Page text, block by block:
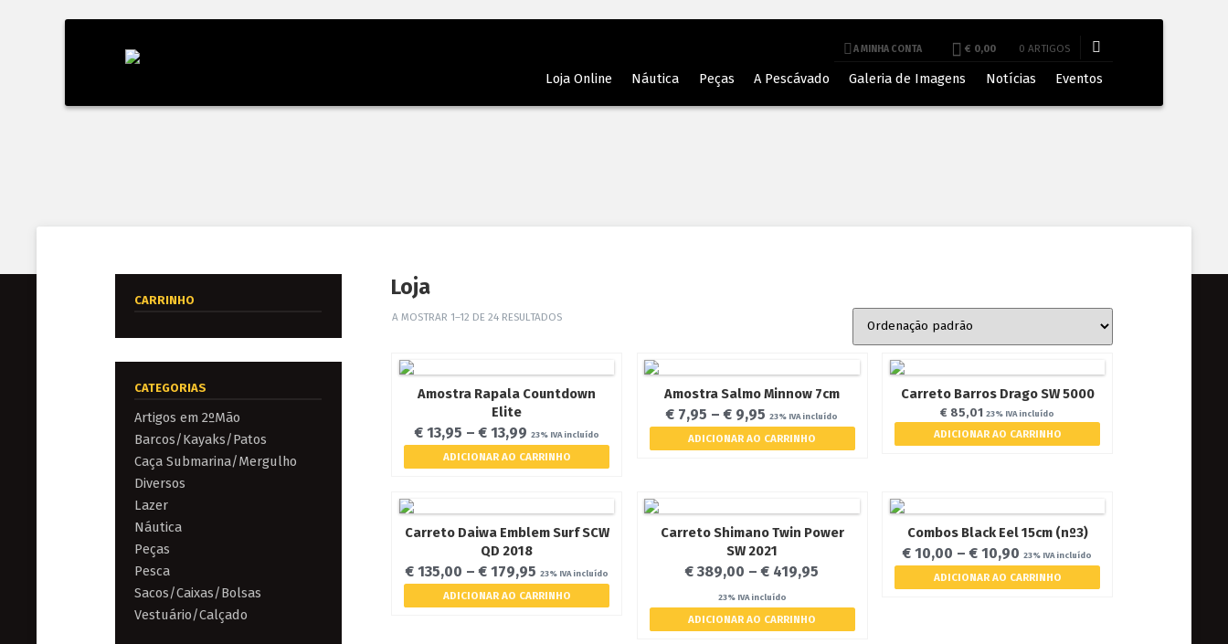
A MINHA CONTA € 0,00 0 ARTIGOS
Loja Online Náutica Peças A Pescávado Galeria de Imagens Notícias Eventos
Loja
A MOSTRAR 1–12 DE 24 RESULTADOS
Amostra Rapala Countdown
Elite
€13,95 –€13,99 23% IVA incluído
ADICIONAR AO CARRINHO
Amostra Salmo Minnow 7cm
€ 7,95 –€ 9,95 23% IVA incluído
ADICIONAR AO CARRINHO
Carreto Barros Drago SW 5000
€ 85,01 23% IVA incluído
ADICIONAR AO CARRINHO
Carreto Daiwa Emblem Surf SCW
QD 2018
€135,00 –€179,95 23% IVA incluído
ADICIONAR AO CARRINHO
Carreto Shimano Twin Power
SW 2021
€ 389,00 –€ 419,95
23% IVA incluído
ADICIONAR AO CARRINHO
Combos Black Eel 15cm (nº3)
€ 10,00 –€ 10,90 23% IVA incluído
ADICIONAR AO CARRINHO
CARRINHO
CATEGORIAS
Artigos em 2ºMão
Barcos/Kayaks/Patos
Caça Submarina/Mergulho
Diversos
Lazer
Náutica
Peças
Pesca
Sacos/Caixas/Bolsas
Vestuário/Calçado